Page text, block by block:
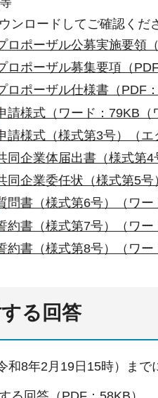
ンロードしてご確認くだ
ロポーザル公募実施要領
ロポーザル募集要項（PDF
ロポーザル仕様書（PDF：
請様式（ワード：79KB（
請様式（様式第3号）（エ
同企業体届出書（様式第4
同企業委任状（様式第5号
問書（様式第6号）（ワー
約書（様式第7号）（ワー
約書（様式第8号）（ワー
る回答
和8年2月19日15時）まで